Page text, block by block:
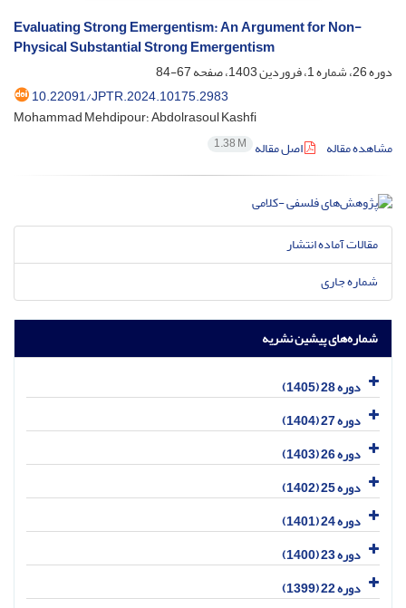
Evaluating Strong Emergentism: An Argument for Non-
Physical Substantial Strong Emergentism
دوره 26، شماره 1، فروردین 1403، صفحه
67-84
10.22091/JPTR.2024.10175.2983
Mohammad Mehdipour؛ Abdolrasoul Kashfi
مشاهده مقاله
اصل مقاله 1.38 M
مقالات آماده انتشار
شماره جاری
شماره‌های پیشین نشریه
دوره 28 (1405)
دوره 27 (1404)
دوره 26 (1403)
دوره 25 (1402)
دوره 24 (1401)
دوره 23 (1400)
دوره 22 (1399)